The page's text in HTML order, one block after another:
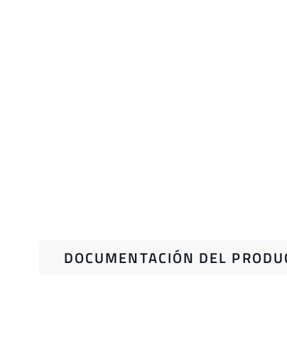
DOCUMENTACIÓN DEL